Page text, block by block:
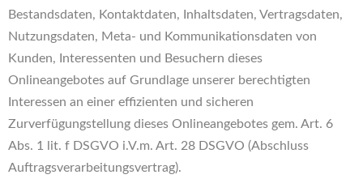
Bestandsdaten, Kontaktdaten, Inhaltsdaten, Vertragsdaten,
Nutzungsdaten, Meta- und Kommunikationsdaten von
Kunden, Interessenten und Besuchern dieses
Onlineangebotes auf Grundlage unserer berechtigten
Interessen an einer effizienten und sicheren
Zurverfügungstellung dieses Onlineangebotes gem. Art. 6
Abs. 1 lit. f DSGVO i.V.m. Art. 28 DSGVO (Abschluss
Auftragsverarbeitungsvertrag).